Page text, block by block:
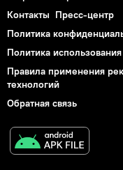
Контакты Пресс-центр
Политика
Политика
Правила применения
технологий
Обратная связь